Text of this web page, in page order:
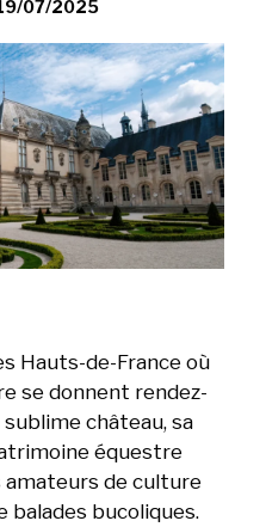
07/2025
Hauts-de-France où
se donnent rendez-
château, sa
équestre
amateurs de culture
balades bucoliques.